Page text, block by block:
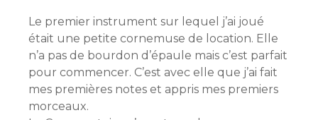
Le premier instrument sur lequel j’ai joué
était une petite cornemuse de location. Elle
n’a pas de bourdon d’épaule mais c’est parfait
pour commencer. C’est avec elle que j’ai fait
mes premières notes et appris mes premiers
morceaux.